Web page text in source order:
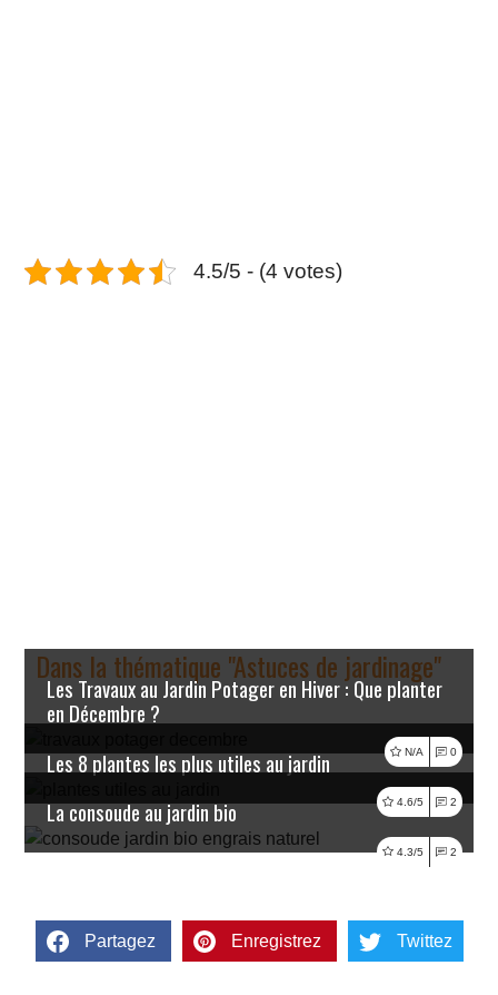
4.5/5 - (4 votes)
Dans la thématique "Astuces de jardinage"
N/A 0
Les Travaux au Jardin Potager en Hiver : Que planter
en Décembre ?
4.6/5 2
Les 8 plantes les plus utiles au jardin
4.3/5 2
La consoude au jardin bio
Lire l'article
Partagez Enregistrez Twittez